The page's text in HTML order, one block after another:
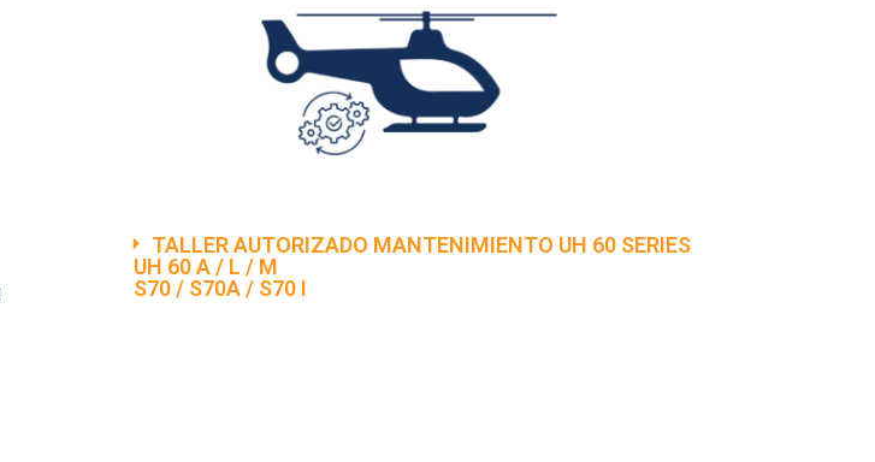
TALLER AUTORIZADO MANTENIMIENTO UH 60 SERIES
UH 60 A / L / M
S70 / S70A / S70 I